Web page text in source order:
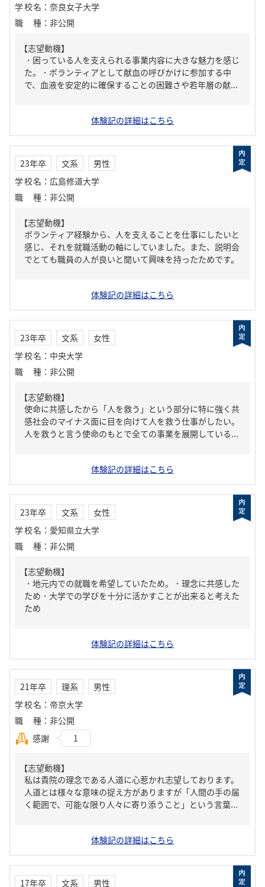
学校名 ： 奈良女子大学
職種 ： 非公開
【志望動機】
・困っている人を支えられる事業内容に大きな魅力を感じ
た。・ボランティアとして献血の呼びかけに参加する中
で、血液を安定的に確保することの困難さや若年層の献...
体験記の詳細はこちら
23年卒 文系
男性
学校名 ： 広島修道大学
職種 ： 非公開
【志望動機】
ボランティア経験から、人を支えることを仕事にしたいと
感じ、それを就職活動の軸にしていました。また、説明会
でとても職員の人が良いと聞いて興味を持ったためです。
体験記の詳細はこちら
23年卒 文系
女性
学校名 ： 中央大学
職種 ： 非公開
【志望動機】
使命に共感したから「人を救う」という部分に特に強く共
感社会のマイナス面に目を向けて人を救う仕事がしたい。
人を救うと言う使命のもとで全ての事業を展開している...
体験記の詳細はこちら
23年卒 文系
女性
学校名 ： 愛知県立大学
職種 ： 非公開
【志望動機】
・地元内での就職を希望していたため。・理念に共感した
ため・大学での学びを十分に活かすことが出来ると考えた
ため
体験記の詳細はこちら
21年卒 理系
男性
学校名 ： 帝京大学
職種 ： 非公開
感謝
1
【志望動機】
私は貴院の理念である人道に心惹かれ志望しております。
人道とは様々な意味の捉え方がありますが「人間の手の届
く範囲で、可能な限り人々に寄り添うこと」という言葉...
体験記の詳細はこちら
17年卒 文系 男性